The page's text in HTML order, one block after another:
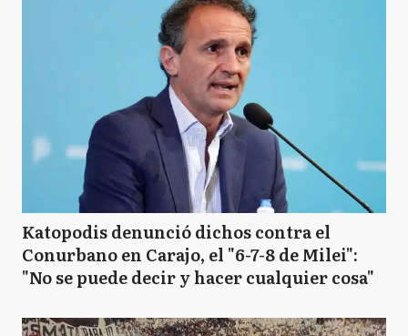
Katopodis denunció dichos contra el
Conurbano en Carajo, el "6-7-8 de Milei":
"No se puede decir y hacer cualquier cosa"